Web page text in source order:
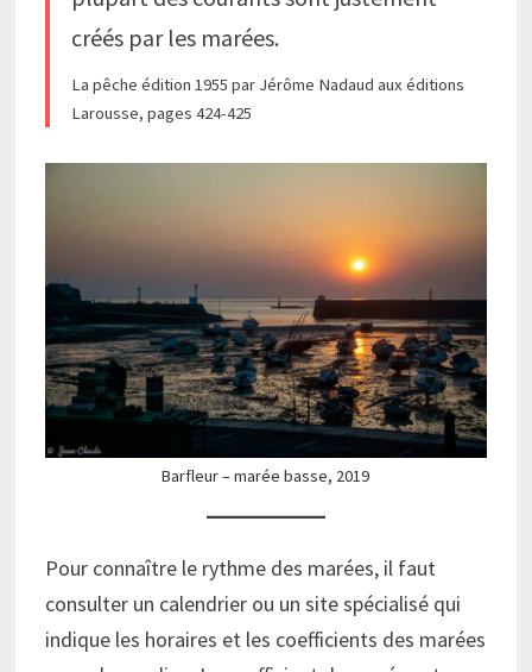
créés par les marées.
La pêche édition 1955 par Jérôme Nadaud aux éditions
Larousse, pages 424-425
Barfleur – marée basse, 2019
Pour connaître le rythme des marées, il faut
consulter un calendrier ou un site spécialisé qui
indique les horaires et les coefficients des marées